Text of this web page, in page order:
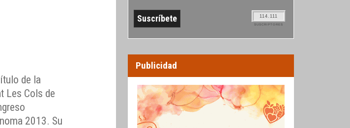
de la
Les Cols de
2013. Su
114.111
SUSCRIPTORES
Publicidad